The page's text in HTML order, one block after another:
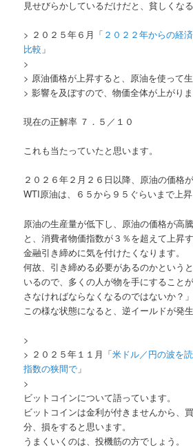
見せびらかしているだけだと、貧しくな
> ２０２５年６月「 ２０２２年からの経
比較 」
>
> 原油価格が上昇すると、原油を使って
> 影響を及ぼすので、物価全体が上がりま
現在の正解率 ７．５／１０
これも当たっていたと思います。
２０２６年２月２６日以降、原油の価格
WTI原油は、６５から９５ぐらいまで上昇
原油の生産量が低下し、原油の価格が高
と、消費者物価指数が３％を超えて上昇
金融引き締めに気を付けたくなります。
何故、引き締める必要があるのかという
いるので、多くの人が物を手にすること
さなければならなくなるのではないか？
この様な状態になると、逆イールドが発
>
> ２０２５年１１月「米ドル／円の波を
指数の狭間で 」
>
ビットコインについて語っています。
ビットコインは金利が付きませんから、
分、損をすると思います。
うまくいくのは、投機筋の方でしょう。